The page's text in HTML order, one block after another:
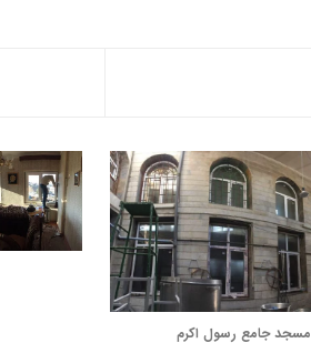
مسجد جامع رسول اكرم